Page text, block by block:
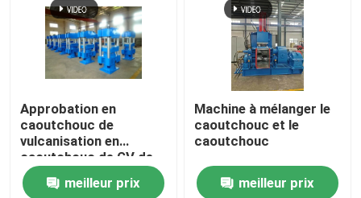
extrudeuse à double vis
Système de pesage automatique circulaire pour
Système de pesage automatique de petits matériaux
Approbation en
caoutchouc de
vulcanisation en
caoutchouc de GV de
Toy Making Machine de
presse de PLC
meilleur prix
Machine à mélanger le
caoutchouc et le
caoutchouc
meilleur prix